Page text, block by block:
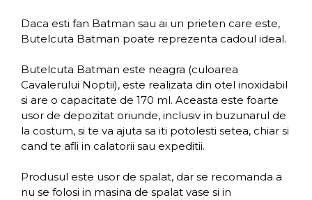
Daca esti fan Batman sau ai un prieten care este,
Butelcuta Batman poate reprezenta cadoul ideal.
Butelcuta Batman este neagra (culoarea
Cavalerului Noptii), este realizata din otel inoxidabil
si are o capacitate de 170 ml. Aceasta este foarte
usor de depozitat oriunde, inclusiv in buzunarul de
la costum, si te va ajuta sa iti potolesti setea, chiar si
cand te afli in calatorii sau expeditii.
Produsul este usor de spalat, dar se recomanda a
nu se folosi in masina de spalat vase si in